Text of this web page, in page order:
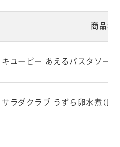
商品名
キユーピー あえるパスタソー
サラダクラブ うずら卵水煮（国